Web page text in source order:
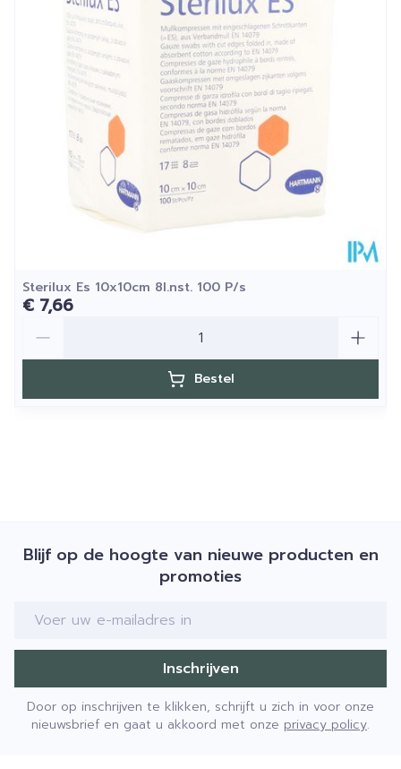
Hoeveelheid
Verpakking
100 p/s
Kamertemperatuur (15°C -
25°C)
Sterilux Es 10x10cm 8l.nst. 100 P/s
€ 7,66
Bestel
Blijf op de hoogte van nieuwe producten en
promoties
E-mail adres
Inschrijven
Door op inschrijven te klikken, schrijft u zich in voor onze
nieuwsbrief en gaat u akkoord met onze privacy policy.